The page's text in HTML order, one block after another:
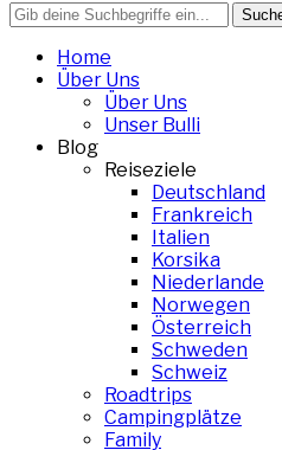
Search
for:
Home
Über Uns
Über Uns
Unser Bulli
Blog
Reiseziele
Deutschland
Frankreich
Italien
Korsika
Niederlande
Norwegen
Österreich
Schweden
Schweiz
Roadtrips
Campingplätze
Family